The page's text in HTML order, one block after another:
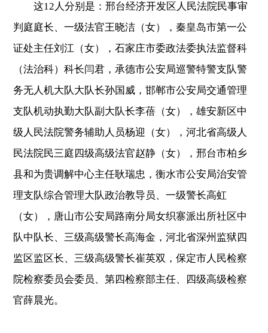
这12人分别是：邢台经济开发区人民法院民事审
判庭庭长、一级法官王晓洁（女），秦皇岛市第一公
证处主任刘江（女），石家庄市委政法委执法监督科
（法治科）科长闫君，承德市公安局巡警特警支队警
务无人机大队大队长孙国威，邯郸市公安局交通管理
支队机动执勤大队副大队长李蓓（女），雄安新区中
级人民法院警务辅助人员杨迎（女），河北省高级人
民法院民三庭四级高级法官赵静（女），邢台市柏乡
县和为贵调解中心主任耿瑞忠，衡水市公安局治安管
理支队综合管理大队政治教导员、一级警长高虹
（女），唐山市公安局路南分局女织寨派出所社区中
队中队长、三级高级警长高海金，河北省深州监狱四
监区监区长、三级高级警长崔英双，保定市人民检察
院检察委员会委员、第四检察部主任、四级高级检察
官薛晨光。